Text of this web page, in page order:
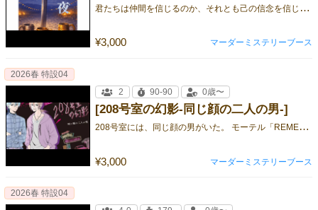
君
たちは仲間を信じるのか、それとも己の信念を信じるのか。それぞれの正義が交錯するマーダーミステリー。
¥3,000 マーダーミステリーブース
[208号室の幻影-同じ顔の二人の男-]
2
08号室には、同じ顔の男がいた。 モーテル「REMEMBER」で、二人の真実が暴かれる。
¥3,000
2026春 特設04
2
90-90 0歳〜
マーダーミステリーブース
2026春 特設04